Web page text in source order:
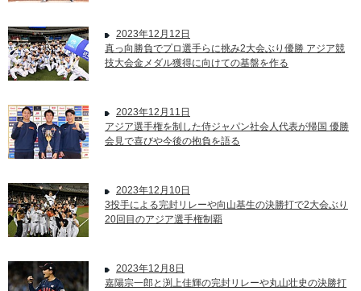
2023年12月12日
真っ向勝負でプロ選手らに挑み2大会ぶり優勝 アジア競
技大会金メダル獲得に向けての基盤を作る
2023年12月11日
アジア選手権を制した侍ジャパン社会人代表が帰国 優勝
会見で喜びや今後の抱負を語る
2023年12月10日
3投手による完封リレーや向山基生の決勝打で2大会ぶり
20回目のアジア選手権制覇
2023年12月8日
嘉陽宗一郎と渕上佳輝の完封リレーや丸山壮史の決勝打